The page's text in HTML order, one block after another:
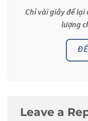
Chỉ vài giây để lại
lượng
Leave a